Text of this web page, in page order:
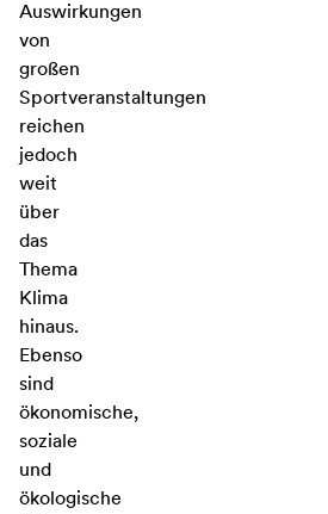
Auswirkungen
von
großen
Sportveranstaltungen
reichen
jedoch
weit
über
das
Thema
Klima
hinaus.
Ebenso
sind
ökonomische,
soziale
und
ökologische